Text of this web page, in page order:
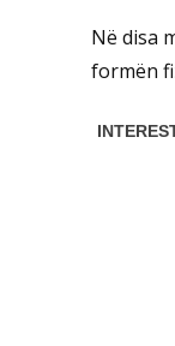
Në disa
formën